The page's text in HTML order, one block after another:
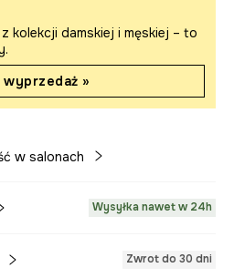
kolekcji damskiej i męskiej – to
wyprzedaż »
w salonach
Wysyłka nawet w 24h
Zwrot do 30 dni